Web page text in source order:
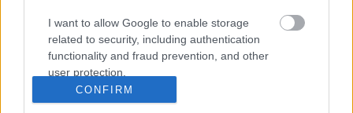
I want to allow Google to enable storage
related to security, including authentication
functionality and fraud prevention, and other
user protection.
CONFIRM
történelmi körítéssel és egy király elleni összeesküvéssel.